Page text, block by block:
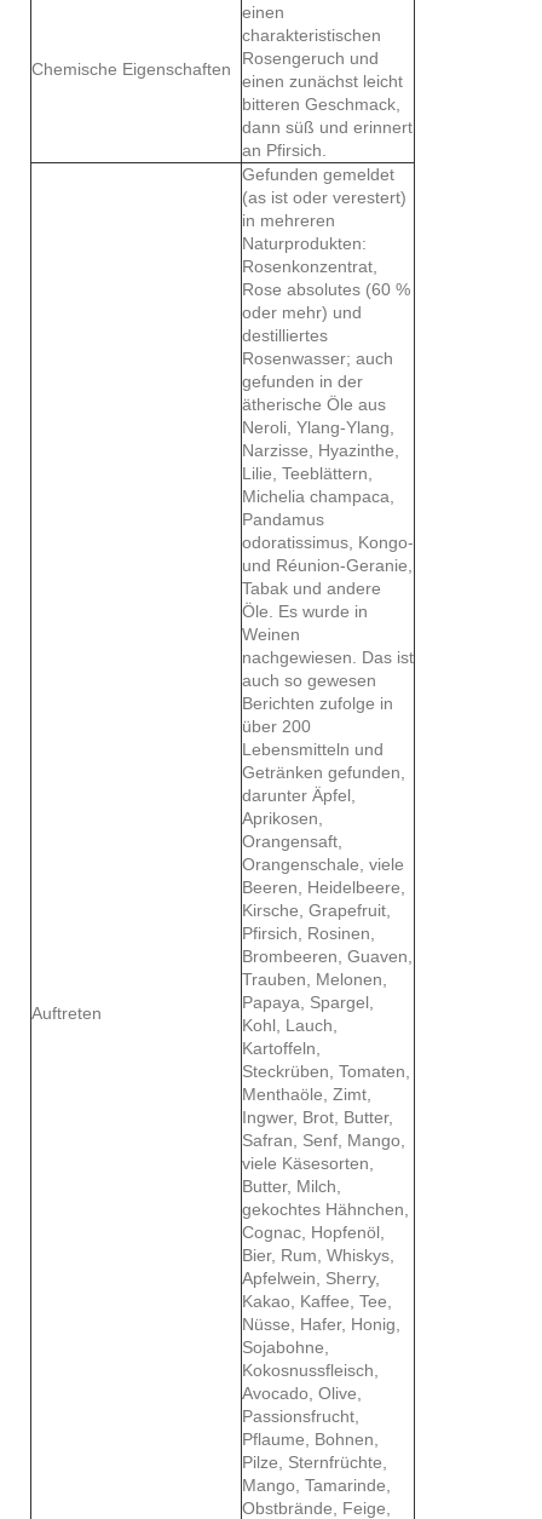
Chemische Eigenschaften
einen
charakteristischen
Rosengeruch und
einen zunächst leicht
bitteren Geschmack,
dann süß und erinnert
an Pfirsich.
Auftreten
Gefunden gemeldet
(as ist oder verestert)
in mehreren
Naturprodukten:
Rosenkonzentrat,
Rose absolutes (60 %
oder mehr) und
destilliertes
Rosenwasser; auch
gefunden in der
ätherische Öle aus
Neroli, Ylang-Ylang,
Narzisse, Hyazinthe,
Lilie, Teeblättern,
Michelia champaca,
Pandamus
odoratissimus, Kongo-
und Réunion-Geranie,
Tabak und andere
Öle. Es wurde in
Weinen
nachgewiesen. Das ist
auch so gewesen
Berichten zufolge in
über 200
Lebensmitteln und
Getränken gefunden,
darunter Äpfel,
Aprikosen,
Orangensaft,
Orangenschale, viele
Beeren, Heidelbeere,
Kirsche, Grapefruit,
Pfirsich, Rosinen,
Brombeeren, Guaven,
Trauben, Melonen,
Papaya, Spargel,
Kohl, Lauch,
Kartoffeln,
Steckrüben, Tomaten,
Menthaöle, Zimt,
Ingwer, Brot, Butter,
Safran, Senf, Mango,
viele Käsesorten,
Butter, Milch,
gekochtes Hähnchen,
Cognac, Hopfenöl,
Bier, Rum, Whiskys,
Apfelwein, Sherry,
Kakao, Kaffee, Tee,
Nüsse, Hafer, Honig,
Sojabohne,
Kokosnussfleisch,
Avocado, Olive,
Passionsfrucht,
Pflaume, Bohnen,
Pilze, Sternfrüchte,
Mango, Tamarinde,
Obstbrände, Feige,